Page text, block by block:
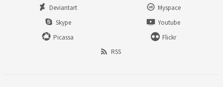
Deviantart
Myspace
Skype
Youtube
Picassa
Flickr
RSS